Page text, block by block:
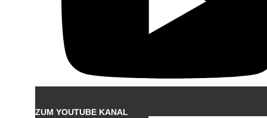
ZUM YOUTUBE KANAL